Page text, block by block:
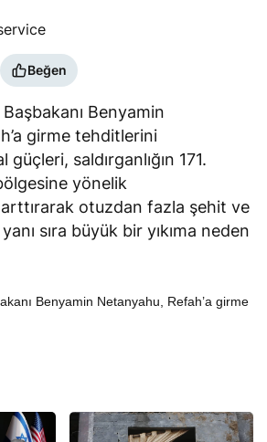
Beğen
Benyamin
girme tehditlerini
saldırganlığın 171.
yönelik
arttırarak otuzdan fazla şehit ve
sıra büyük bir yıkıma neden
Benyamin Netanyahu, Refah’a girme